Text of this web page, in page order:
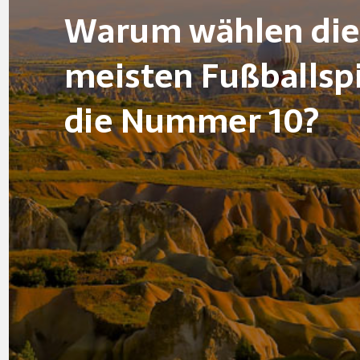
Warum wählen die
meisten
die Nummer 10?